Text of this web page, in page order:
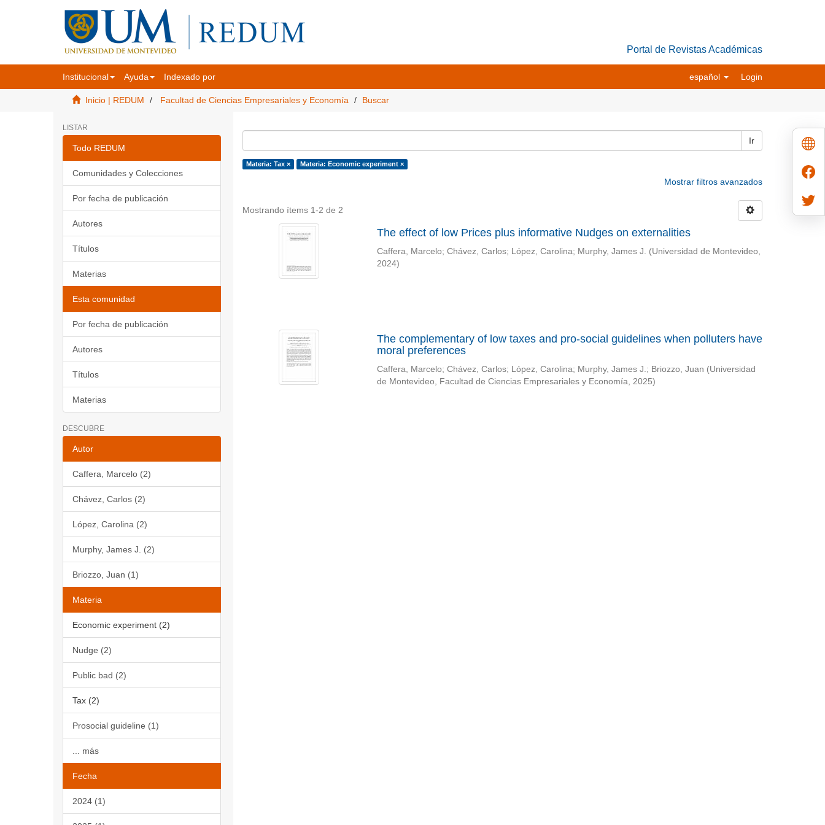
Portal de Revistas Académicas
Institucional Ayuda Indexado por español Login
Inicio | REDUM Facultad de Ciencias Empresariales y Economía Buscar
LISTAR
Todo REDUM
Comunidades y Colecciones
Por fecha de publicación
Autores
Títulos
Materias
Esta comunidad
Por fecha de publicación
Autores
Títulos
Materias
DESCUBRE
Autor
Caffera, Marcelo (2)
Chávez, Carlos (2)
López, Carolina (2)
Murphy, James J. (2)
Briozzo, Juan (1)
Materia
Economic experiment (2)
Nudge (2)
Public bad (2)
Tax (2)
Prosocial guideline (1)
... más
Fecha
2024 (1)
Ir
Materia: Tax × Materia: Economic experiment ×
Mostrar filtros avanzados
Mostrando ítems 1-2 de 2
The effect of low Prices plus informative Nudges on externalities
Caffera, Marcelo; Chávez, Carlos; López, Carolina; Murphy, James J. (Universidad de Montevideo,
2024)
The complementary of low taxes and pro-social guidelines when polluters have
moral preferences
Caffera, Marcelo; Chávez, Carlos; López, Carolina; Murphy, James J.; Briozzo, Juan (Universidad
de Montevideo, Facultad de Ciencias Empresariales y Economía, 2025)